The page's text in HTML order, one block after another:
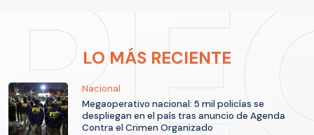
LO MÁS RECIENTE
Nacional
Megaoperativo nacional: 5 mil policías se
despliegan en el país tras anuncio de Agenda
Contra el Crimen Organizado